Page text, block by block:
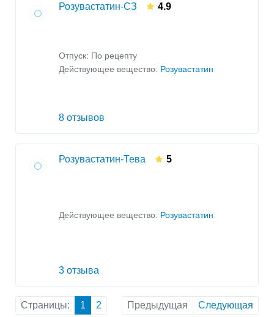
Розувастатин-СЗ 4.9
Отпуск: По рецепту
Действующее вещество: Розувастатин
8 отзывов
Розувастатин-Тева 5
Действующее вещество: Розувастатин
3 отзыва
Страницы: 1 2 Предыдущая Следующая